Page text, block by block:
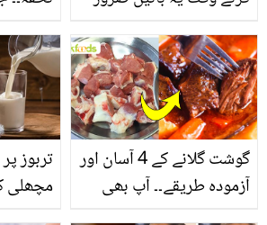
انگیز
تربوز
مچھلی
گوشت گلانے کے 4 آسان اور
آزمودہ طریقے۔۔ آپ بھی